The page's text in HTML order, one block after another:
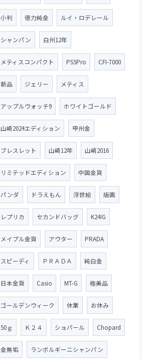
小判 徳力純金 ルイ・ロデレール
シャンパン 白州12年
メティスコンパクト PS5Pro CFI-7000
新品 ジェリー メティス
アップルウォッチ9 ホワイトゴールド
山崎2024エディション 甲州金
ブレスレット 山崎12年 山崎2016
リミテッドエディション 中国金貨
パンダ ドラえもん 浮世絵 版画
レプリカ セカンドバッグ K24IG
メイプル金貨 アウター PRADA
スピーディ ＰＲＡＤＡ 純白金
日本金貨 Casio MT-G 極美品
ゴールデンウィーク 休業 お休み
50ｇ Ｋ２４ ショパール Chopard
金無垢 ランボルギーニシャンパン